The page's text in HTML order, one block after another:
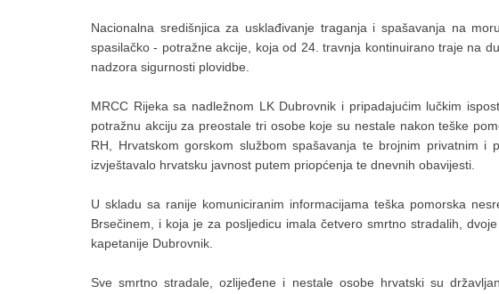
Nacionalna središnjica za usklađivanje traganja i spašavanja na
spasilačko - potražne akcije, koja od 24. travnja kontinuirano traje na
nadzora sigurnosti plovidbe.
MRCC Rijeka sa nadležnom LK Dubrovnik i pripadajućim lučkim
potražnu akciju za preostale tri osobe koje su nestale nakon teške
RH, Hrvatskom gorskom službom spašavanja te brojnim privatnim
izvještavalo hrvatsku javnost putem priopćenja te dnevnih obavijesti.
U skladu sa ranije komuniciranim informacijama teška pomorska
Brsečinem, i koja je za posljedicu imala četvero smrtno stradalih,
kapetanije Dubrovnik.
Sve smrtno stradale, ozlijeđene i nestale osobe hrvatski su